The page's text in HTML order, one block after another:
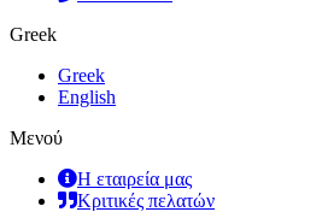
Greek
Greek
English
Μενού
Η εταιρεία μας
Κριτικές πελατών